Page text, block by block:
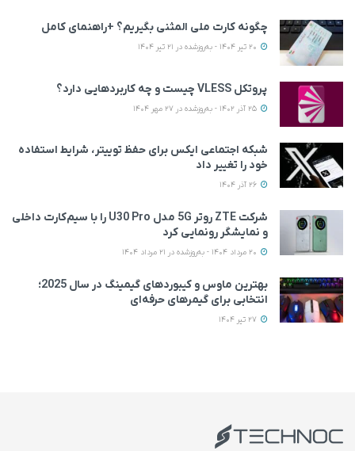
چگونه کارت ملی المثنی بگیریم؟ +راهنمای کامل
پروتکل VLESS چیست و چه کاربردهایی دارد؟
شبکه اجتماعی ایکس برای حفظ توییتر، شرایط استفاده
خود را تغییر داد
شرکت ZTE روتر 5G مدل U30 Pro را با سیم‌کارت داخلی
و نمایشگر رونمایی کرد
بهترین ماوس و کیبوردهای گیمینگ در سال 2025؛
انتخابی برای گیمرهای حرفه‌ای